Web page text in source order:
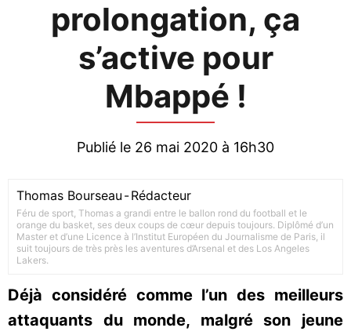
prolongation, ça
s’active pour
Mbappé !
Publié le 26 mai 2020 à 16h30
Thomas Bourseau -Rédacteur
Féru de sport, Thomas a grandi entre le ballon rond du football et le
orange du basket, ses deux coups de cœur depuis toujours. Diplômé d’un
Master et d’une Licence à l’Institut Européen du Journalisme de Paris, il
suit toujours de très près les aventures d’Arsenal et des Los Angeles
Lakers.
Déjà considéré comme l’un des meilleurs
attaquants du monde, malgré son jeune